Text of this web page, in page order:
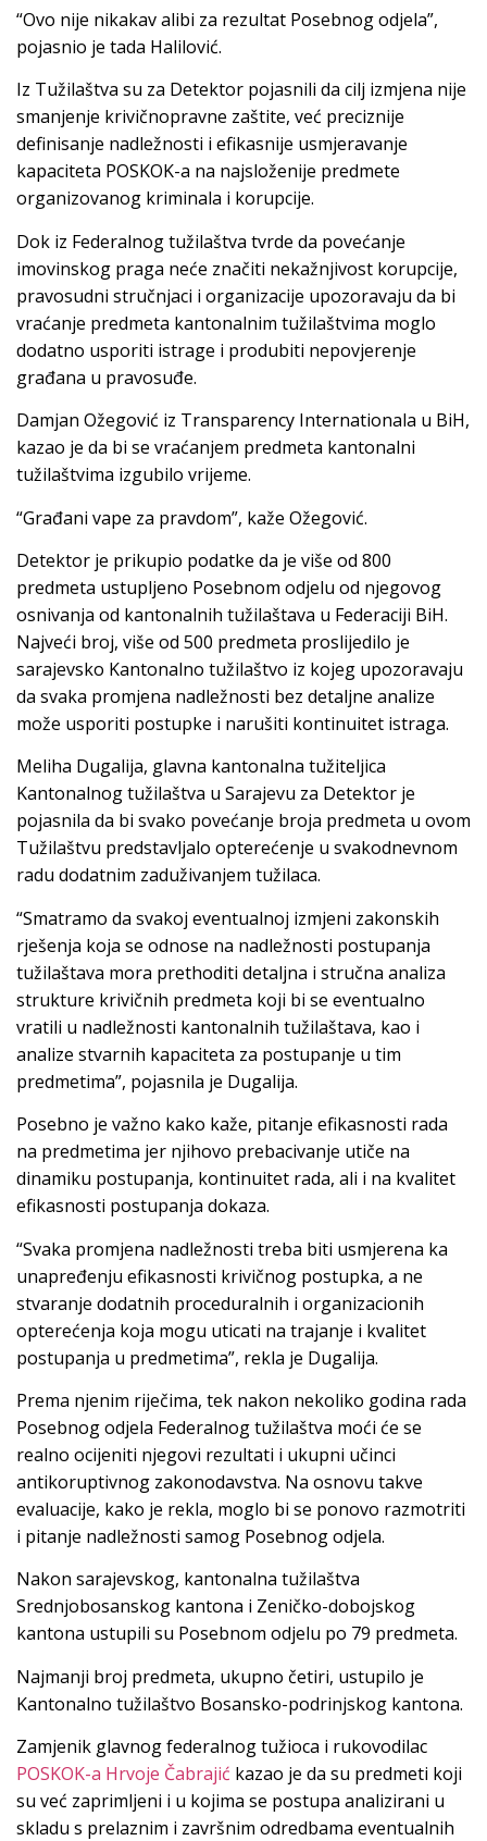
“Ovo nije nikakav alibi za rezultat Posebnog odjela”,
pojasnio je tada Halilović.
Iz Tužilaštva su za Detektor pojasnili da cilj izmjena nije
smanjenje krivičnopravne zaštite, već preciznije
definisanje nadležnosti i efikasnije usmjeravanje
kapaciteta POSKOK-a na najsloženije predmete
organizovanog kriminala i korupcije.
Dok iz Federalnog tužilaštva tvrde da povećanje
imovinskog praga neće značiti nekažnjivost korupcije,
pravosudni stručnjaci i organizacije upozoravaju da bi
vraćanje predmeta kantonalnim tužilaštvima moglo
dodatno usporiti istrage i produbiti nepovjerenje
građana u pravosuđe.
Damjan Ožegović iz Transparency Internationala u BiH,
kazao je da bi se vraćanjem predmeta kantonalni
tužilaštvima izgubilo vrijeme.
“Građani vape za pravdom”, kaže Ožegović.
Detektor je prikupio podatke da je više od 800
predmeta ustupljeno Posebnom odjelu od njegovog
osnivanja od kantonalnih tužilaštava u Federaciji BiH.
Najveći broj, više od 500 predmeta proslijedilo je
sarajevsko Kantonalno tužilaštvo iz kojeg upozoravaju
da svaka promjena nadležnosti bez detaljne analize
može usporiti postupke i narušiti kontinuitet istraga.
Meliha Dugalija, glavna kantonalna tužiteljica
Kantonalnog tužilaštva u Sarajevu za Detektor je
pojasnila da bi svako povećanje broja predmeta u ovom
Tužilaštvu predstavljalo opterećenje u svakodnevnom
radu dodatnim zaduživanjem tužilaca.
“Smatramo da svakoj eventualnoj izmjeni zakonskih
rješenja koja se odnose na nadležnosti postupanja
tužilaštava mora prethoditi detaljna i stručna analiza
strukture krivičnih predmeta koji bi se eventualno
vratili u nadležnosti kantonalnih tužilaštava, kao i
analize stvarnih kapaciteta za postupanje u tim
predmetima”, pojasnila je Dugalija.
Posebno je važno kako kaže, pitanje efikasnosti rada
na predmetima jer njihovo prebacivanje utiče na
dinamiku postupanja, kontinuitet rada, ali i na kvalitet
efikasnosti postupanja dokaza.
“Svaka promjena nadležnosti treba biti usmjerena ka
unapređenju efikasnosti krivičnog postupka, a ne
stvaranje dodatnih proceduralnih i organizacionih
opterećenja koja mogu uticati na trajanje i kvalitet
postupanja u predmetima”, rekla je Dugalija.
Prema njenim riječima, tek nakon nekoliko godina rada
Posebnog odjela Federalnog tužilaštva moći će se
realno ocijeniti njegovi rezultati i ukupni učinci
antikoruptivnog zakonodavstva. Na osnovu takve
evaluacije, kako je rekla, moglo bi se ponovo razmotriti
i pitanje nadležnosti samog Posebnog odjela.
Nakon sarajevskog, kantonalna tužilaštva
Srednjobosanskog kantona i Zeničko-dobojskog
kantona ustupili su Posebnom odjelu po 79 predmeta.
Najmanji broj predmeta, ukupno četiri, ustupilo je
Kantonalno tužilaštvo Bosansko-podrinjskog kantona.
Zamjenik glavnog federalnog tužioca i rukovodilac
POSKOK-a Hrvoje Čabrajić kazao je da su predmeti koji
su već zaprimljeni i u kojima se postupa analizirani u
skladu s prelaznim i završnim odredbama eventualnih